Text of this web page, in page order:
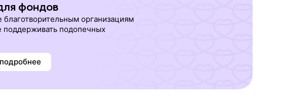
фондов
благотворительным организациям
поддерживать подопечных